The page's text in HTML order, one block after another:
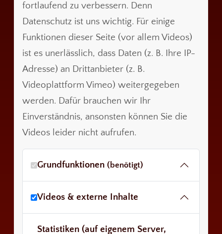
fortlaufend zu verbessern. Denn
Datenschutz ist uns wichtig. Für einige
Funktionen dieser Seite (vor allem Videos)
ist es unerlässlich, dass Daten (z. B. Ihre IP-
Adresse) an Drittanbieter (z. B.
Videoplattform Vimeo) weitergegeben
werden. Dafür brauchen wir Ihr
Einverständnis, ansonsten können Sie die
Videos leider nicht aufrufen.
Grundfunktionen (benötigt)
Videos & externe Inhalte
Statistiken (auf eigenem Server,